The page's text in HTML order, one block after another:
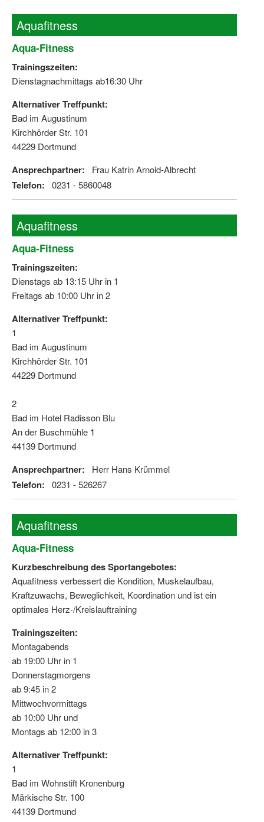
Sportjugend
Wir über uns "Leitbild"
Vorstand Sportjugend
Ferienfreizeiten
Sporthelferforum
Kinder- und Jugendqualifizierung
Kinderschutz im Sport
Aquafitness
Aqua-Fitness
Trainingszeiten:
Dienstagnachmittags ab16:30 Uhr
Alternativer Treffpunkt:
Bad im Augustinum
Kirchhörder Str. 101
44229 Dortmund
Ansprechpartner: Frau Katrin Arnold-Albrecht
Telefon: 0231 - 5860048
Aquafitness
Aqua-Fitness
Trainingszeiten:
Dienstags ab 13:15 Uhr in 1
Freitags ab 10:00 Uhr in 2
Alternativer Treffpunkt:
1
Bad im Augustinum
Kirchhörder Str. 101
44229 Dortmund
2
Bad im Hotel Radisson Blu
An der Buschmühle 1
44139 Dortmund
Ansprechpartner: Herr Hans Krümmel
Telefon: 0231 - 526267
Aquafitness
Aqua-Fitness
Kurzbeschreibung des Sportangebotes:
Aquafitness verbessert die Kondition, Muskelaufbau,
Kraftzuwachs, Beweglichkeit, Koordination und ist ein
optimales Herz-/Kreislauftraining
Trainingszeiten:
Montagabends
ab 19:00 Uhr in 1
Donnerstagmorgens
ab 9:45 in 2
Mittwochvormittags
ab 10:00 Uhr und
Montags ab 12:00 in 3
Alternativer Treffpunkt:
1
Bad im Wohnstift Kronenburg
Märkische Str. 100
44139 Dortmund